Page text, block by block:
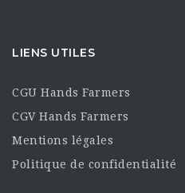
LIENS UTILES
CGU Hands Farmers
CGV Hands Farmers
Mentions légales
Politique de confidentialité